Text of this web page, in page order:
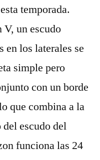
temporada.
V, un escudo
en los laterales se
simple pero
con un borde
que combina a la
escudo del
funciona las 24